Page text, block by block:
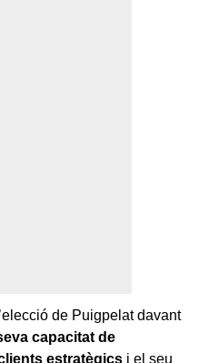
de Puigpelat davant
capacitat de
estratègics i el seu